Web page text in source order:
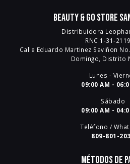
Beauty & Go Store
Distribuidora
RNC 1-31-
Calle Eduardo Martinez Saviñon
Domingo, Distrito
Lunes -
09:00 AM -
Sábado
09:00 AM -
Teléfono /
809-801-
Métodos de